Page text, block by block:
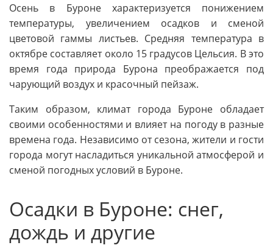
Осень в Буроне характеризуется понижением
температуры, увеличением осадков и сменой
цветовой гаммы листьев. Средняя температура в
октябре составляет около 15 градусов Цельсия. В это
время года природа Бурона преображается под
чарующий воздух и красочный пейзаж.
Таким образом, климат города Буроне обладает
своими особенностями и влияет на погоду в разные
времена года. Независимо от сезона, жители и гости
города могут насладиться уникальной атмосферой и
сменой погодных условий в Буроне.
Осадки в Буроне: снег,
дождь и другие